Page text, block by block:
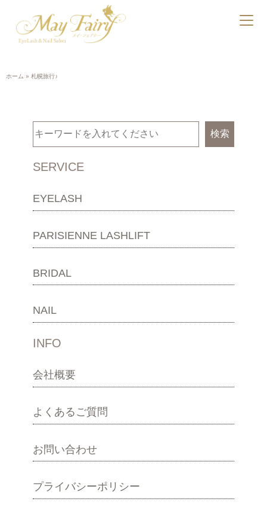
ホーム » 札幌旅行♪
検索
SERVICE
EYELASH
PARISIENNE LASHLIFT
BRIDAL
NAIL
INFO
会社概要
よくあるご質問
お問い合わせ
プライバシーポリシー